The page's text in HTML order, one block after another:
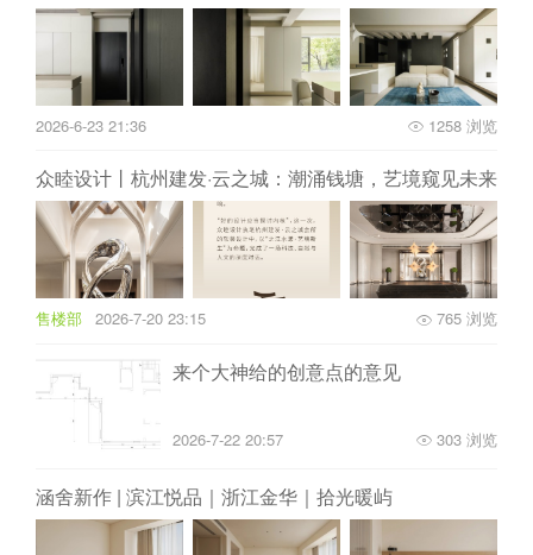
2026-6-23 21:36 1258 浏览
众睦设计丨杭州建发·云之城：潮涌钱塘，艺境窥见未来
售楼部 2026-7-20 23:15 765 浏览
来个大神给的创意点的意见
2026-7-22 20:57 303 浏览
涵舍新作 | 滨江悦品｜浙江金华｜拾光暖屿